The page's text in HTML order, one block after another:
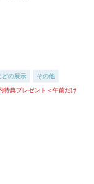
どの展示 その他
典プレゼント＜午前だけ